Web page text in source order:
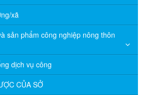
xã
sản phẩm công nghiệp nông thôn
dịch vụ công
CỦA SỞ